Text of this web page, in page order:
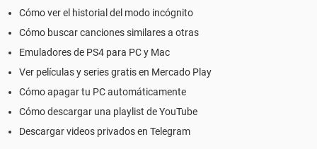
Cómo ver el historial del modo incógnito
Cómo buscar canciones similares a otras
Emuladores de PS4 para PC y Mac
Ver películas y series gratis en Mercado Play
Cómo apagar tu PC automáticamente
Cómo descargar una playlist de YouTube
Descargar videos privados en Telegram